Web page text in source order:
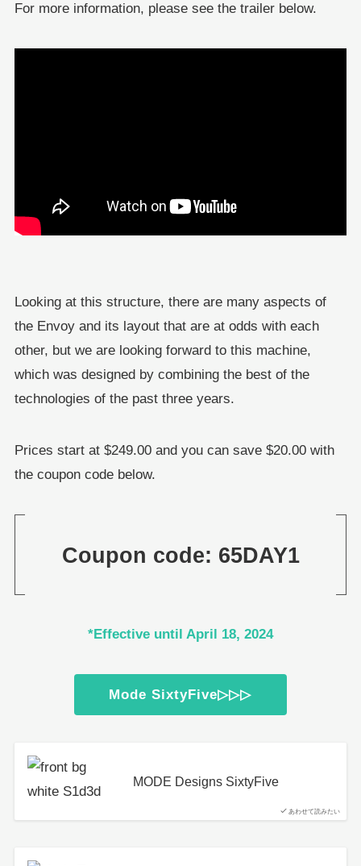
For more information, please see the trailer below.
Looking at this structure, there are many aspects of
the Envoy and its layout that are at odds with each
other, but we are looking forward to this machine,
which was designed by combining the best of the
technologies of the past three years.
Prices start at $249.00 and you can save $20.00 with
the coupon code below.
Coupon code: 65DAY1
*Effective until April 18, 2024
Mode SixtyFive▷▷▷
あわせて読みたい
MODE Designs SixtyFive